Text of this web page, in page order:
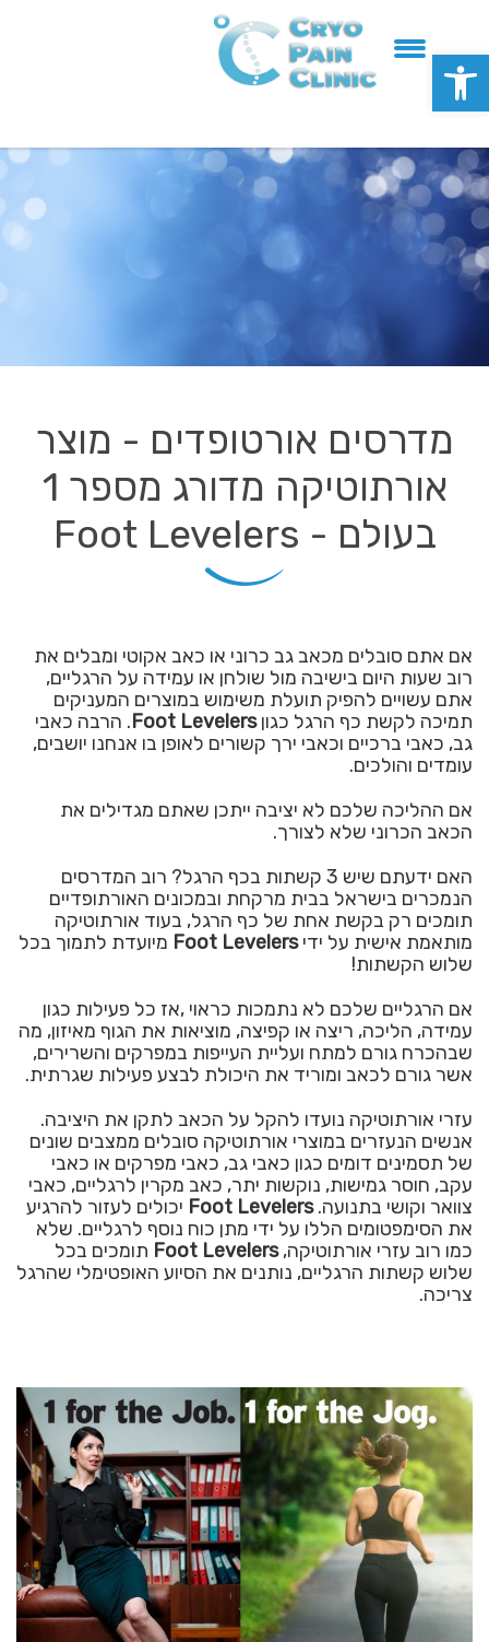
פתח סרגל נגישות
מדרסים אורטופדים - מוצר
אורתוטיקה מדורג מספר 1
בעולם - Foot Levelers
אם אתם סובלים מכאב גב כרוני או כאב אקוטי ומבלים את
רוב שעות היום בישיבה מול שולחן או עמידה על הרגליים,
אתם עשויים להפיק תועלת משימוש במוצרים המעניקים
תמיכה לקשת כף הרגל כגוןFoot Levelers. הרבה כאבי
גב, כאבי ברכיים וכאבי ירך קשורים לאופן בו אנחנו יושבים,
עומדים והולכים.
אם ההליכה שלכם לא יציבה ייתכן שאתם מגדילים את
הכאב הכרוני שלא לצורך.
האם ידעתם שיש 3 קשתות בכף הרגל? רוב המדרסים
הנמכרים בישראל בבית מרקחת ובמכונים האורתופדיים
תומכים רק בקשת אחת של כף הרגל, בעוד אורתוטיקה
מותאמת אישית על ידיFoot Levelers מיועדת לתמוך בכל
שלוש הקשתות!
אם הרגליים שלכם לא נתמכות כראוי ,אז כל פעילות כגון
עמידה, הליכה, ריצה או קפיצה, מוציאות את הגוף מאיזון, מה
שבהכרח גורם למתח ועליית העייפות במפרקים והשרירים,
אשר גורם לכאב ומוריד את היכולת לבצע פעילות שגרתית.
עזרי אורתוטיקה נועדו להקל על הכאב לתקן את היציבה.
אנשים הנעזרים במוצרי אורתוטיקה סובלים ממצבים שונים
של תסמינים דומים כגון כאבי גב, כאבי מפרקים או כאבי
עקב, חוסר גמישות, נוקשות יתר, כאב מקרין לרגליים, כאבי
צוואר וקושי בתנועה.Foot Levelers יכולים לעזור להרגיע
את הסימפטומים הללו על ידי מתן כוח נוסף לרגליים. שלא
כמו רוב עזרי אורתוטיקה,Foot Levelers תומכים בכל
שלוש קשתות הרגליים, נותנים את הסיוע האופטימלי שהרגל
צריכה.